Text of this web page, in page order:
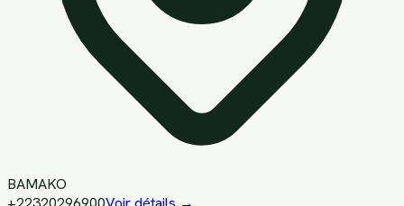
BAMAKO